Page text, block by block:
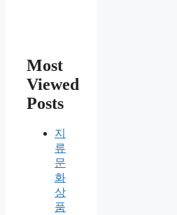
Most
Viewed
Posts
지
류
문
화
상
품